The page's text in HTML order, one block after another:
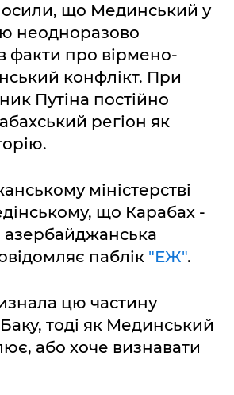
що Мединський у
неодноразово
факти про вірмено-
конфлікт. При
Путіна постійно
регіон як
міністерстві
що Карабах -
азербайджанська
паблік "ЕЖ".
цю частину
Баку, тоді як Мединський
або хоче визнавати